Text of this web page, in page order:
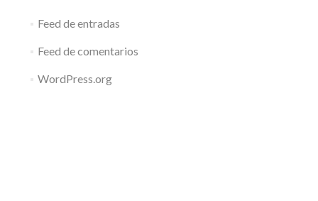
Feed de entradas
Feed de comentarios
WordPress.org